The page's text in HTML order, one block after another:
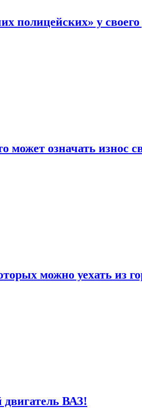
полицейских» у
может означать износ
можно уехать из
ВАЗ!